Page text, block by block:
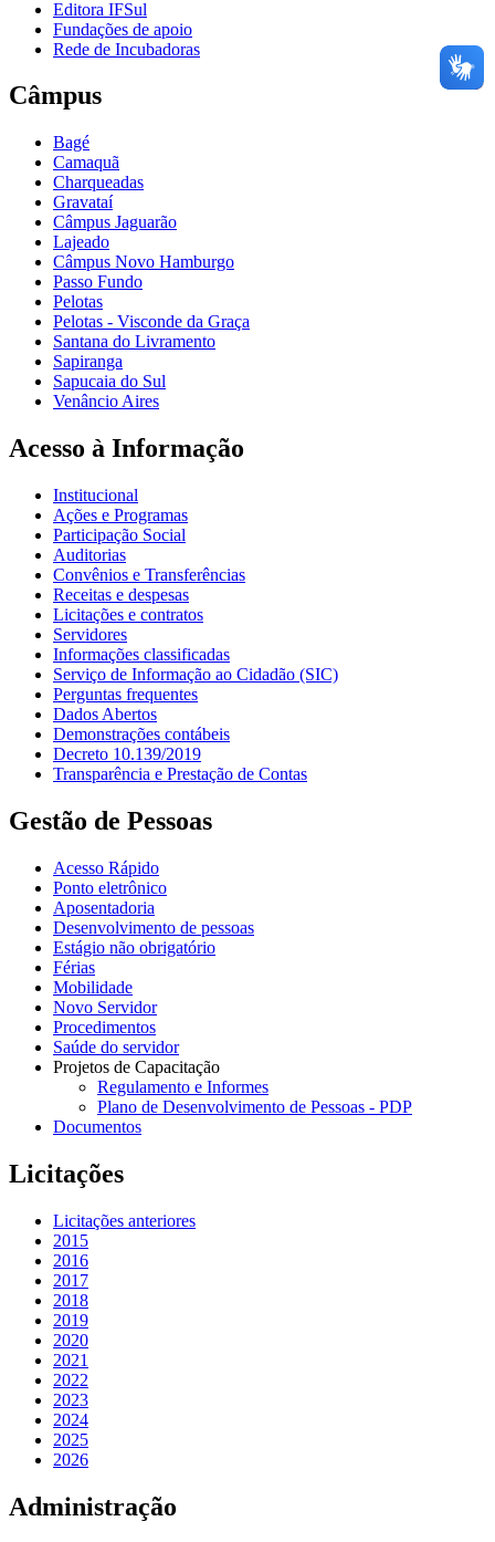
Editora IFSul
Fundações de apoio
Rede de Incubadoras
Câmpus
Bagé
Camaquã
Charqueadas
Gravataí
Câmpus Jaguarão
Lajeado
Câmpus Novo Hamburgo
Passo Fundo
Pelotas
Pelotas - Visconde da Graça
Santana do Livramento
Sapiranga
Sapucaia do Sul
Venâncio Aires
Acesso à Informação
Institucional
Ações e Programas
Participação Social
Auditorias
Convênios e Transferências
Receitas e despesas
Licitações e contratos
Servidores
Informações classificadas
Serviço de Informação ao Cidadão (SIC)
Perguntas frequentes
Dados Abertos
Demonstrações contábeis
Decreto 10.139/2019
Transparência e Prestação de Contas
Gestão de Pessoas
Acesso Rápido
Ponto eletrônico
Aposentadoria
Desenvolvimento de pessoas
Estágio não obrigatório
Férias
Mobilidade
Novo Servidor
Procedimentos
Saúde do servidor
Projetos de Capacitação
Regulamento e Informes
Plano de Desenvolvimento de Pessoas - PDP
Documentos
Licitações
Licitações anteriores
2015
2016
2017
2018
2019
2020
2021
2022
2023
2024
2025
2026
Administração